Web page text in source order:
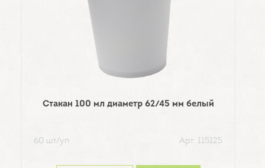
Стакан 100 мл диаметр 62/45 мм белый
60 шт/уп Арт: 115125